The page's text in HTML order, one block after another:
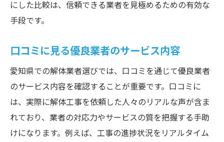
にした比較は、信頼できる業者を見極めるための有効な
手段です。
口コミに見る優良業者のサービス内容
愛知県での解体業者選びでは、口コミを通じて優良業者
のサービス内容を確認することが重要です。口コミに
は、実際に解体工事を依頼した人々のリアルな声が含ま
れており、業者の対応力やサービスの質を把握する手助
けになります。例えば、工事の進捗状況をリアルタイム